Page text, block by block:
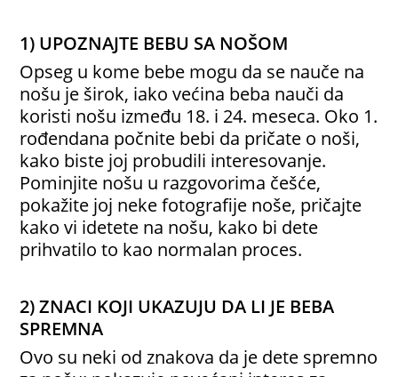
1) UPOZNAJTE BEBU SA NOŠOM
Opseg u kome bebe mogu da se nauče na
nošu je širok, iako većina beba nauči da
koristi nošu između 18. i 24. meseca. Oko 1.
rođendana počnite bebi da pričate o noši,
kako biste joj probudili interesovanje.
Pominjite nošu u razgovorima češće,
pokažite joj neke fotografije noše, pričajte
kako vi idetete na nošu, kako bi dete
prihvatilo to kao normalan proces.
2) ZNACI KOJI UKAZUJU DA LI JE BEBA
SPREMNA
Ovo su neki od znakova da je dete spremno